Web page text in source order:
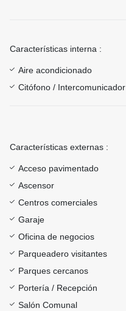
Características interna :
Aire acondicionado
Citófono / Intercomunicador
Características externas :
Acceso pavimentado
Ascensor
Centros comerciales
Garaje
Oficina de negocios
Parqueadero visitantes
Parques cercanos
Portería / Recepción
Salón Comunal